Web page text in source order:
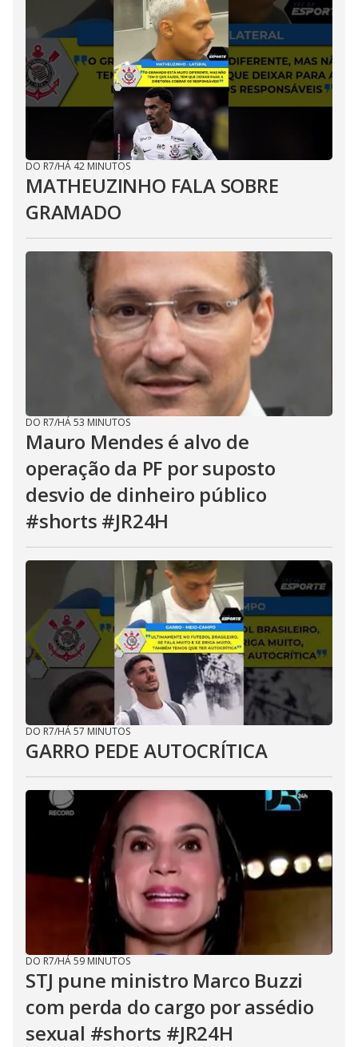
DO R7/HÁ 42 MINUTOS
MATHEUZINHO FALA SOBRE
GRAMADO
DO R7/HÁ 53 MINUTOS
Mauro Mendes é alvo de
operação da PF por suposto
desvio de dinheiro público
#shorts #JR24H
DO R7/HÁ 57 MINUTOS
GARRO PEDE AUTOCRÍTICA
DO R7/HÁ 59 MINUTOS
STJ pune ministro Marco Buzzi
com perda do cargo por assédio
sexual #shorts #JR24H